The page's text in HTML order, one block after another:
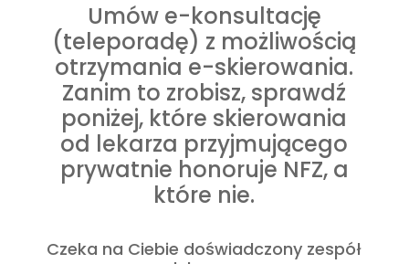
Umów e-konsultację
(teleporadę) z możliwością
otrzymania e-skierowania.
Zanim to zrobisz, sprawdź
poniżej, które skierowania
od lekarza przyjmującego
prywatnie honoruje NFZ, a
które nie.
Czeka na Ciebie doświadczony zespół